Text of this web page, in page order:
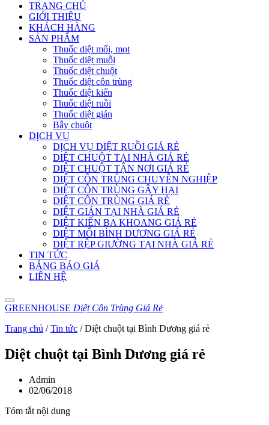
TRANG CHỦ
GIỚI THIỆU
KHÁCH HÀNG
SẢN PHẨM
Thuốc diệt mối, mọt
Thuốc diệt muỗi
Thuốc diệt chuột
Thuốc diệt côn trùng
Thuốc diệt kiến
Thuốc diệt ruồi
Thuốc diệt gián
Bẫy chuột
DỊCH VỤ
DỊCH VỤ DIỆT RUỒI GIÁ RẺ
DIỆT CHUỘT TẠI NHÀ GIÁ RẺ
DIỆT CHUỘT TẬN NƠI GIÁ RẺ
DIỆT CÔN TRÙNG CHUYÊN NGHIỆP
DIỆT CÔN TRÙNG GÂY HẠI
DIỆT CÔN TRÙNG GIÁ RẺ
DIỆT GIÁN TẠI NHÀ GIÁ RẺ
DIỆT KIẾN BA KHOANG GIÁ RẺ
DIỆT MỐI BÌNH DƯƠNG GIÁ RẺ
DIỆT RỆP GIƯỜNG TẠI NHÀ GIÁ RẺ
TIN TỨC
BẢNG BÁO GIÁ
LIÊN HỆ
GREENHOUSE Diệt Côn Trùng Giá Rẻ
Trang chủ /Tin tức /Diệt chuột tại Bình Dương giá rẻ
Diệt chuột tại Bình Dương giá rẻ
Admin
02/06/2018
Tóm tắt nội dung